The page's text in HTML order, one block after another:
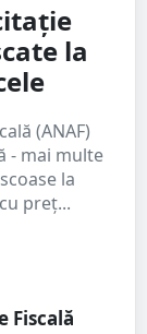
la
(ANAF)
- mai multe
la
preț...
Fiscală